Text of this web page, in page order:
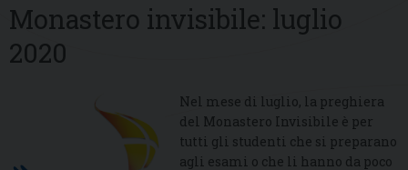
Monastero invisibile: luglio
2020
Nel mese di luglio, la preghiera
del Monastero Invisibile è per
tutti gli studenti che si preparano
agli esami o che li hanno da poco